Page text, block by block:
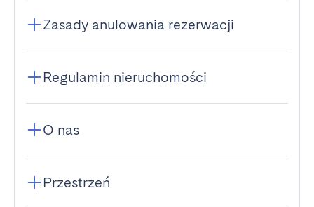
Zasady anulowania rezerwacji
Regulamin nieruchomości
O nas
Przestrzeń